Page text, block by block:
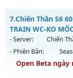
Antihack: KHÔNG
✅ Mu Thái
sự kiện 24/24,
Mu mới ra tháng
vào 13h ngày 08/
Exp: 500x - Drop:
7.Chiến Thần S6
TRAIN WC-KO
- Server: Chiến
- Phiên Bản:
Open Beta ngày